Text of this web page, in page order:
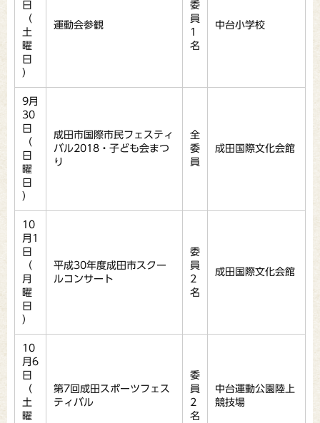
日
（
土
曜
日
）
運動会参観
委
員
1
名
中台小学校
9月
30
日
（
日
曜
日
）
成田市国際市民フェスティ
バル2018・子ども会まつ
り
全
委
員
成田国際文化会館
10
月1
日
（
月
曜
日
）
平成30年度成田市スクー
ルコンサート
委
員
2
名
成田国際文化会館
10
月6
日
（
土
曜
第7回成田スポーツフェス
ティバル
委
員
2
名
中台運動公園陸上
競技場